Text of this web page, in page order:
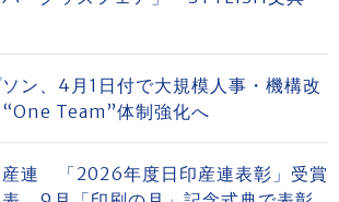
ン、4月1日付で大規模人事・機構改
Team”体制強化へ
産連 「2026年度日印産連表彰」受賞